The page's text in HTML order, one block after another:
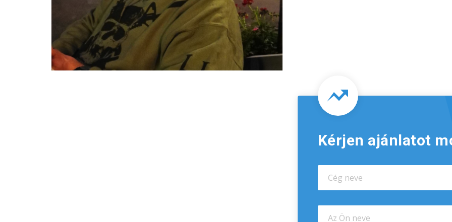
Kérjen ajánlatot